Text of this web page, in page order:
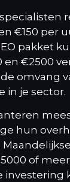
€150 per
pakket
en €2500
omvang
in je sector.
hun
of
investering